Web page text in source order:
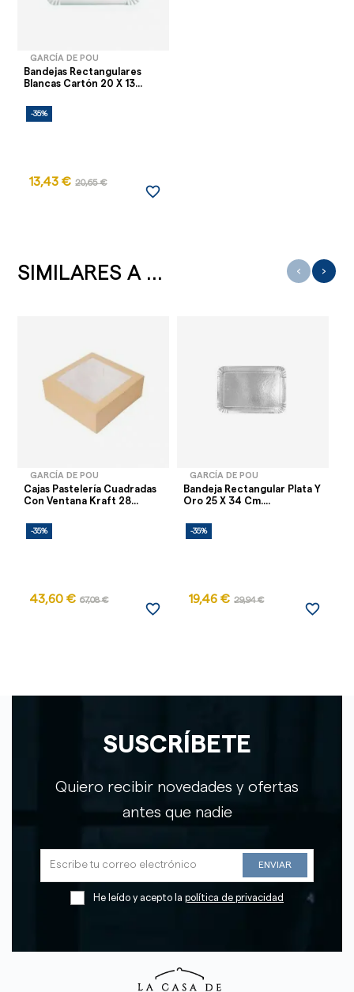
GARCÍA DE POU
Bandejas Rectangulares
Blancas Cartón 20 X 13...
-35%
13,43 € 20,65 €
favorite_border
SIMILARES A ...
GARCÍA DE POU
Cajas Pastelería Cuadradas
Con Ventana Kraft 28...
-35%
43,60 € 67,08 €
favorite_border
GARCÍA DE POU
Bandeja Rectangular Plata Y
Oro 25 X 34 Cm....
-35%
19,46 € 29,94 €
favorite_border
‹ ›
SUSCRÍBETE
Quiero recibir novedades y ofertas
antes que nadie
He leído y acepto la política de privacidad